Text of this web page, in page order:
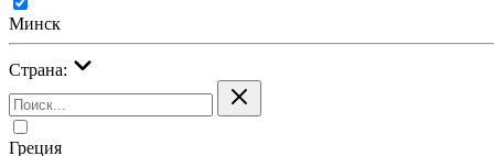
Минск
Страна:
Греция